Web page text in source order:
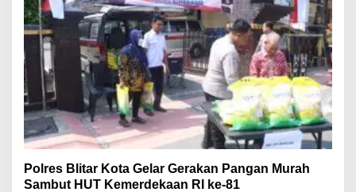
Polres Blitar Kota Gelar Gerakan Pangan Murah
Sambut HUT Kemerdekaan RI ke-81